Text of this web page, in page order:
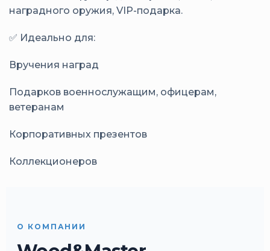
наградного оружия, VIP-подарка.
✅ Идеально для:
Вручения наград
Подарков военнослужащим, офицерам,
ветеранам
Корпоративных презентов
Коллекционеров
О КОМПАНИИ